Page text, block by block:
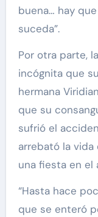
buena… hay
suceda”.
Por otra parte,
incógnita que
hermana
que su
sufrió el
arrebató la vida
una fiesta en el
“Hasta hace
que se enteró